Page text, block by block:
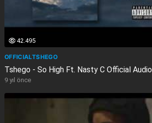
42.495
OFFICIALTSHEGO
Tshego - So High Ft. Nasty C Official Audio
9 yıl önce